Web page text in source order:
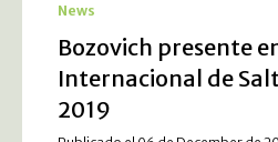
News
Bozovich presente
Internacional de
2019